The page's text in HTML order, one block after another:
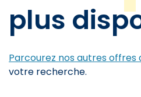
plus
Parcourez nos autres offres
votre recherche.